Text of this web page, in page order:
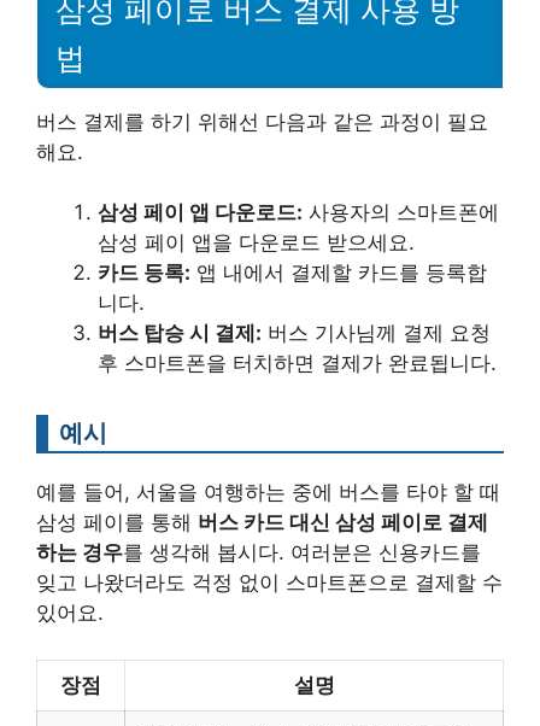
삼성 페이로 버스 결제 사용 방
법
버스 결제를 하기 위해선 다음과 같은 과정이 필요
해요.
삼성 페이 앱 다운로드: 사용자의 스마트폰에
삼성 페이 앱을 다운로드 받으세요.
카드 등록: 앱 내에서 결제할 카드를 등록합
니다.
버스 탑승 시 결제: 버스 기사님께 결제 요청
후 스마트폰을 터치하면 결제가 완료됩니다.
예시
예를 들어, 서울을 여행하는 중에 버스를 타야 할 때
삼성 페이를 통해 버스 카드 대신 삼성 페이로 결제
하는 경우를 생각해 봅시다. 여러분은 신용카드를
잊고 나왔더라도 걱정 없이 스마트폰으로 결제할 수
있어요.
장점 설명